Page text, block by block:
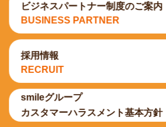
ビジネスパートナー制度のご案内
BUSINESS PARTNER
採用情報
RECRUIT
smileグループ
カスタマーハラスメント基本方針